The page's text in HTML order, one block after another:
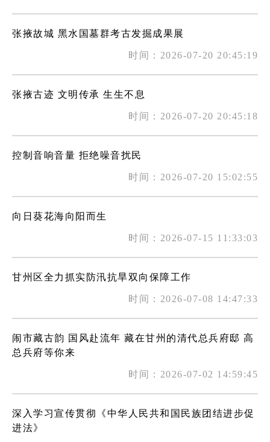
张掖故城 黑水国墓群考古发掘成果展
时间：2026-07-20 20:45:19
张掖古迹 文明传承 生生不息
时间：2026-07-20 20:45:18
控制音响音量 拒绝噪音扰民
时间：2026-07-20 15:02:55
向日葵花海向阳而生
时间：2026-07-15 11:33:03
甘州区全力抓实防汛抗旱双向保障工作
时间：2026-07-08 14:47:33
闹市藏古韵 国风赴流年 藏在甘州的清代总兵府邸 高
总兵府等你来
时间：2026-07-02 14:59:45
深入学习宣传贯彻《中华人民共和国民族团结进步促
进法》